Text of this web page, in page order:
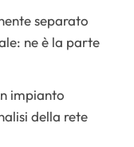
separato
ne è la parte
impianto
della rete